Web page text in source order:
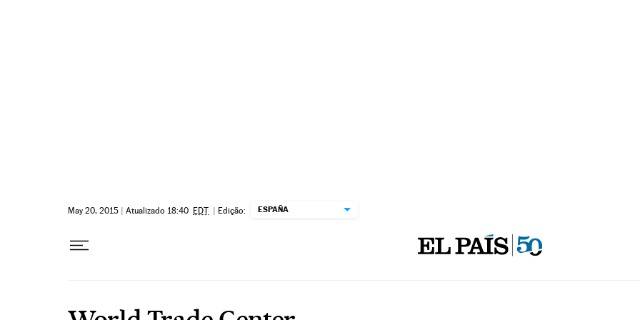
May 20, 2015 | Atualizado 18:40 EDT | Edição: ESPAÑA